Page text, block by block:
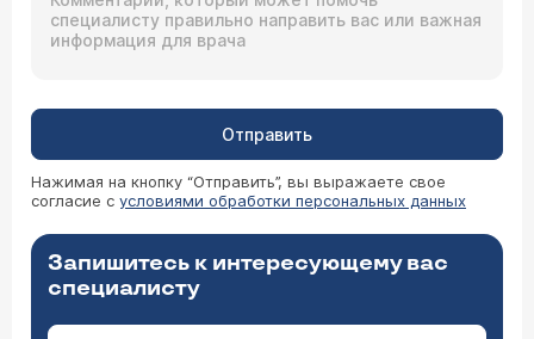
Отправить
Нажимая на кнопку “Отправить”, вы выражаете свое
согласие с условиями обработки персональных данных
Запишитесь к интересующему вас
специалисту